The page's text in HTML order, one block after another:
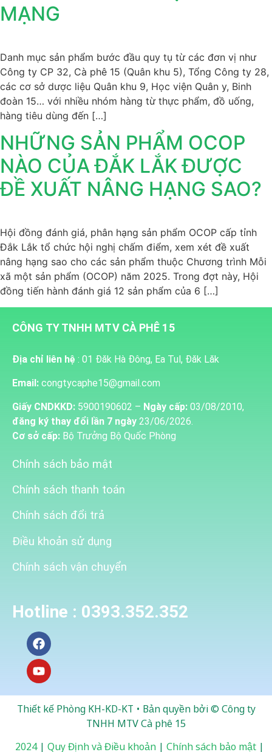
MẠNG
Danh mục sản phẩm bước đầu quy tụ từ các đơn vị như
Công ty CP 32, Cà phê 15 (Quân khu 5), Tổng Công ty 28,
các cơ sở dược liệu Quân khu 9, Học viện Quân y, Binh
đoàn 15… với nhiều nhóm hàng từ thực phẩm, đồ uống,
hàng tiêu dùng đến […]
NHỮNG SẢN PHẨM OCOP
NÀO CỦA ĐẮK LẮK ĐƯỢC
ĐỀ XUẤT NÂNG HẠNG SAO?
Hội đồng đánh giá, phân hạng sản phẩm OCOP cấp tỉnh
Đắk Lắk tổ chức hội nghị chấm điểm, xem xét đề xuất
nâng hạng sao cho các sản phẩm thuộc Chương trình Mỗi
xã một sản phẩm (OCOP) năm 2025. Trong đợt này, Hội
đồng tiến hành đánh giá 12 sản phẩm của 6 […]
CÔNG TY TNHH MTV CÀ PHÊ 15
Địa chỉ liên hệ : 01 Đăk Hà Đông, Ea Tul, Đăk Lăk
Email: congtycaphe15@gmail.com
Giấy CNDKKD: 5900190602 – Ngày cấp: 03/08/2010,
đăng ký thay đổi lần 7 ngày 23/06/2026.
Cơ sở cấp: Bộ Trưởng Bộ Quốc Phòng
Chính sách bảo mật
Chính sách thanh toán
Chính sách đổi trả
Điều khoản sử dụng
Chính sách vận chuyển
Hotline : 0393.352.352
Thiết kế Phòng KH-KD-KT • Bản quyền bởi © Công ty
TNHH MTV Cà phê 15
2024| Quy Định và Điều khoản | Chính sách bảo mật |